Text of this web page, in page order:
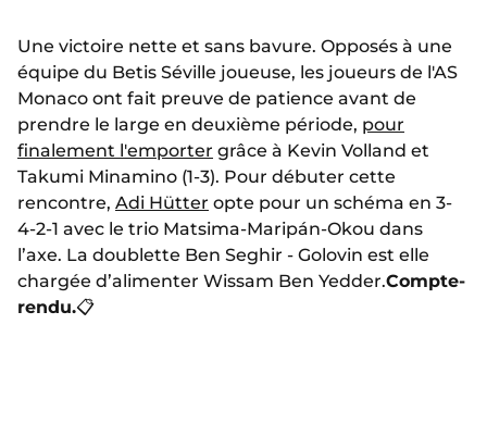
Une victoire nette et sans bavure. Opposés à une
équipe du Betis Séville joueuse, les joueurs de l'AS
Monaco ont fait preuve de patience avant de
prendre le large en deuxième période, pour
finalement l'emporter grâce à Kevin Volland et
Takumi Minamino (1-3). Pour débuter cette
rencontre, Adi Hütter opte pour un schéma en 3-
4-2-1 avec le trio Matsima-Maripán-Okou dans
l’axe. La doublette Ben Seghir - Golovin est elle
chargée d’alimenter Wissam Ben Yedder.Compte-
rendu.📋